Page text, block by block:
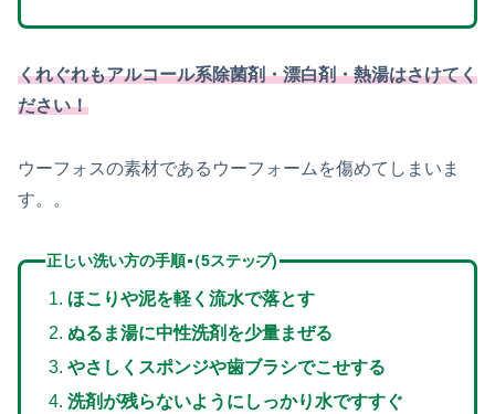
くれぐれもアルコール系除菌剤・漂白剤・熱湯はさけてく
ださい！
ウーフォスの素材であるウーフォームを傷めてしまいま
す。。
正しい洗い方の手順（5ステップ)
ほこりや泥を軽く流水で落とす
ぬるま湯に中性洗剤を少量まぜる
やさしくスポンジや歯ブラシでこせする
洗剤が残らないようにしっかり水ですすぐ